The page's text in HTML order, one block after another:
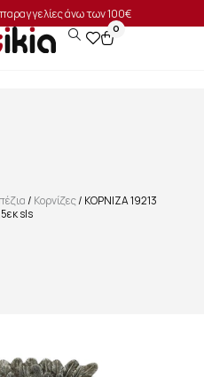
άνω των 100€
0
/ Κορνίζες/ ΚΟΡΝΙΖΑ 19213
sls